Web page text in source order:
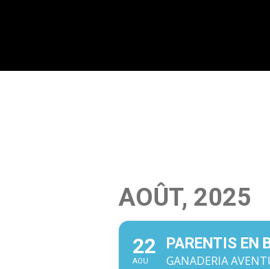
AOÛT, 2025
22
AOU
PARENTIS EN
GANADERIA